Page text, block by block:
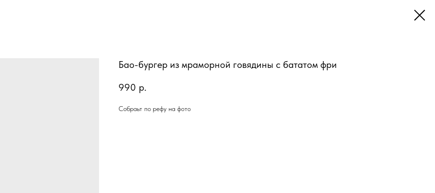
Бао-бургер из мраморной говядины с бататом фри
990 р.
Собраьт по рефу на фото